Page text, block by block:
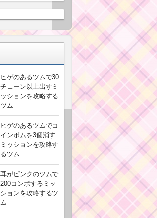
ヒゲのあるツムで30
チェーン以上出すミ
ッションを攻略する
ツム
ヒゲのあるツムでコ
インボムを3個消す
ミッションを攻略す
るツム
耳がピンクのツムで
200コンボするミッ
ションを攻略するツ
ム